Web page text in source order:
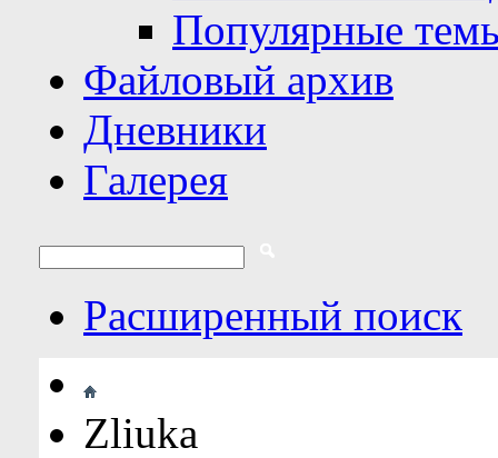
Популярные
Файловый архив
Дневники
Галерея
Расширенный поиск
Zliuka